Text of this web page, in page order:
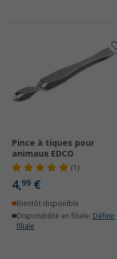
Pince à tiques pour
animaux EDCO
(1)
4,99 €
Bientôt disponible
Disponibilité en filiale: Définir
filiale